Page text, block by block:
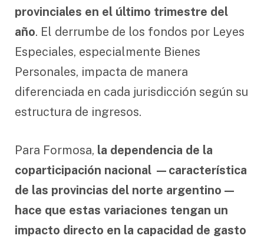
provinciales en el último trimestre del
año. El derrumbe de los fondos por Leyes
Especiales, especialmente Bienes
Personales, impacta de manera
diferenciada en cada jurisdicción según su
estructura de ingresos.
Para Formosa, la dependencia de la
coparticipación nacional —característica
de las provincias del norte argentino—
hace que estas variaciones tengan un
impacto directo en la capacidad de gasto